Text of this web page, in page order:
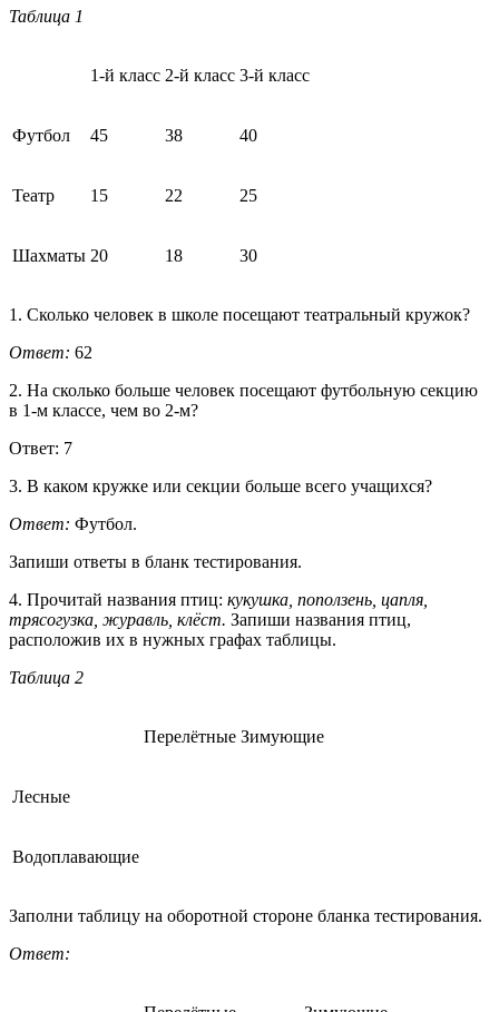
Таблица 1
1-й класс 2-й класс 3-й класс
Футбол 45 38 40
Театр 15 22 25
Шахматы 20 18 30
1. Сколько человек в школе посещают театральный кружок?
Ответ: 62
2. На сколько больше человек посещают футбольную секцию
в 1-м классе, чем во 2-м?
Ответ: 7
3. В каком кружке или секции больше всего учащихся?
Ответ: Футбол.
Запиши ответы в бланк тестирования.
4. Прочитай названия птиц: кукушка, поползень, цапля,
трясогузка, журавль, клёст. Запиши названия птиц,
расположив их в нужных графах таблицы.
Таблица 2
Перелётные Зимующие
Лесные
Водоплавающие
Заполни таблицу на оборотной стороне бланка тестирования.
Ответ: